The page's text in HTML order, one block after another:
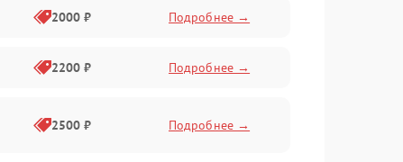
2000 ₽ Подробнее →
2200 ₽ Подробнее →
2500 ₽ Подробнее →